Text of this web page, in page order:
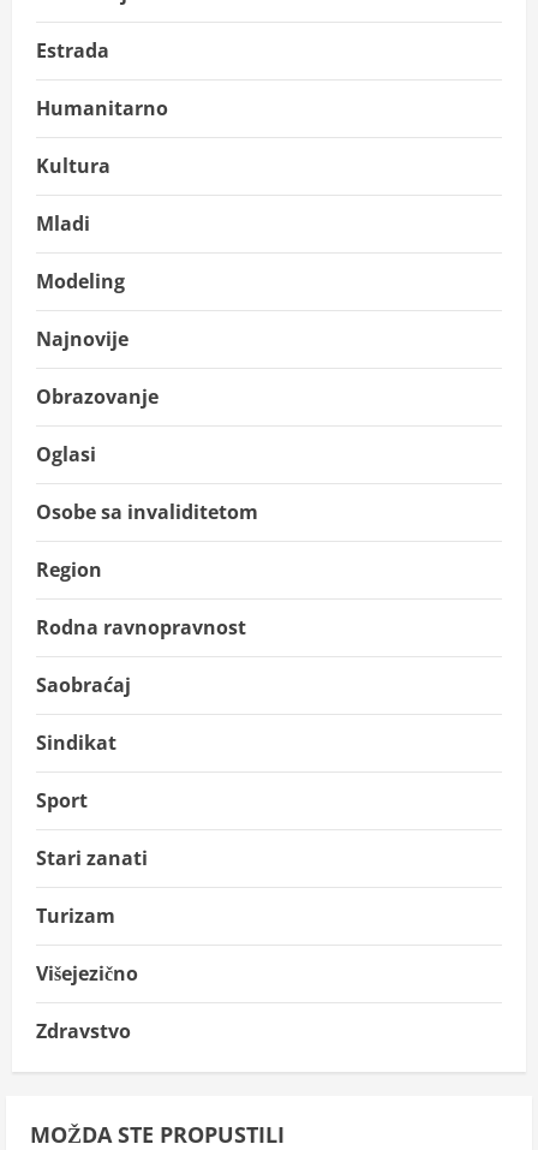
Estrada
Humanitarno
Kultura
Mladi
Modeling
Najnovije
Obrazovanje
Oglasi
Osobe sa invaliditetom
Region
Rodna ravnopravnost
Saobraćaj
Sindikat
Sport
Stari zanati
Turizam
Višejezično
Zdravstvo
MOŽDA STE PROPUSTILI